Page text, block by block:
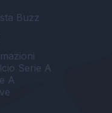
Buzz
Serie A
A